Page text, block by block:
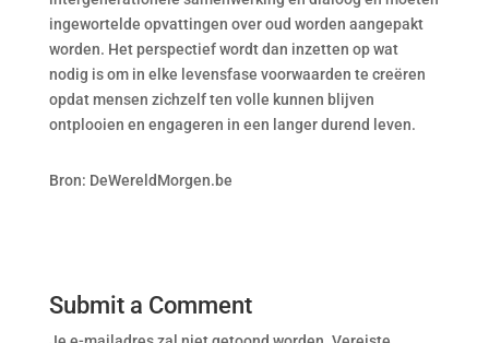
ingewortelde opvattingen over oud worden aangepakt
worden. Het perspectief wordt dan inzetten op wat
nodig is om in elke levensfase voorwaarden te creëren
opdat mensen zichzelf ten volle kunnen blijven
ontplooien en engageren in een langer durend leven.
Bron: DeWereldMorgen.be
Submit a Comment